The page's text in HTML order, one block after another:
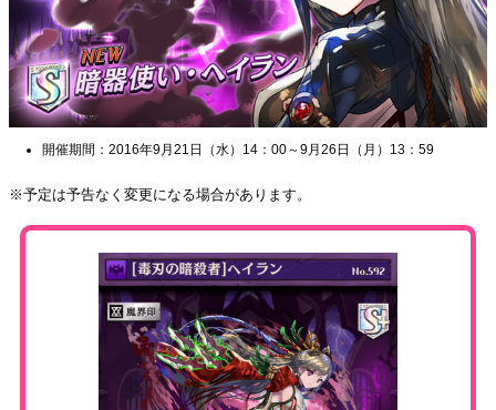
開催期間：2016年9月21日（水）14：00～9月26日（月）13：59
※予定は予告なく変更になる場合があります。